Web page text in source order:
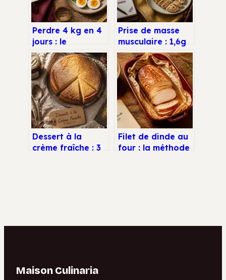
Perdre 4 kg en 4
jours : le
protocole
Natman est-il une
solution miracle
ou un risque pour
votre santé ?
Prise de masse
musculaire : 1,6g
de protéines par
kilo et les
aliments clés pour
bâtir du muscle
sec
Dessert à la
crème fraîche : 3
Filet de dinde au
four : la méthode
Maison Culinaria